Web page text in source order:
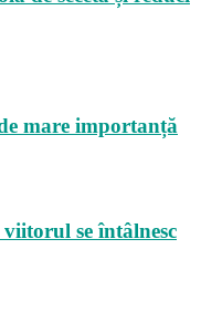
mare importanță
se întâlnesc